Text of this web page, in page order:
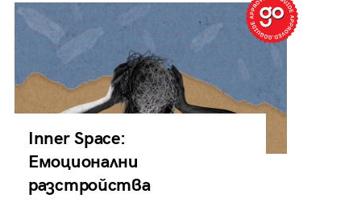
Inner Space:
Емоционални
разстройства